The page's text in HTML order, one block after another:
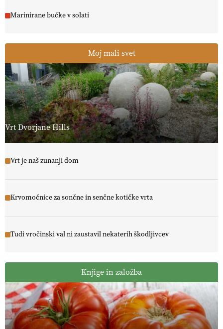
Marinirane bučke v solati
Moj mali svet
Vrt Dvorjane Hills
Vrt je naš zunanji dom
Krvomočnice za sončne in senčne kotičke vrta
Tudi vročinski val ni zaustavil nekaterih škodljivcev
Knjige in založba